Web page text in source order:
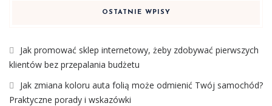
OSTATNIE WPISY
Jak promować sklep internetowy, żeby zdobywać pierwszych
klientów bez przepalania budżetu
Jak zmiana koloru auta folią może odmienić Twój samochód?
Praktyczne porady i wskazówki